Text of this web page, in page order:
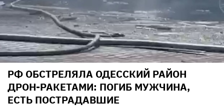
РФ ОБСТРЕЛЯЛА ОДЕССКИЙ РАЙОН
ДРОН-РАКЕТАМИ: ПОГИБ МУЖЧИНА,
ЕСТЬ ПОСТРАДАВШИЕ